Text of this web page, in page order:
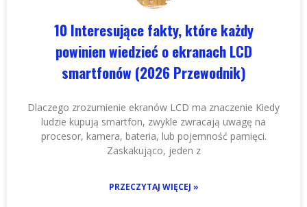
10 Interesujące fakty, które każdy
powinien wiedzieć o ekranach LCD
smartfonów (2026 Przewodnik)
Dlaczego zrozumienie ekranów LCD ma znaczenie Kiedy
ludzie kupują smartfon, zwykle zwracają uwagę na
procesor, kamera, bateria, lub pojemność pamięci.
Zaskakująco, jeden z
PRZECZYTAJ WIĘCEJ »